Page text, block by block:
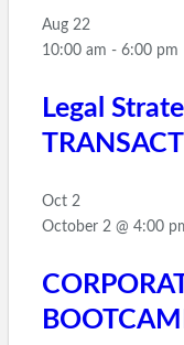
Aug 22
10:00 am - 6:00 pm
Legal
Oct 2
October 2 @ 4:00